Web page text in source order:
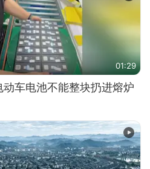
01:29
车电池不能整块扔进熔炉